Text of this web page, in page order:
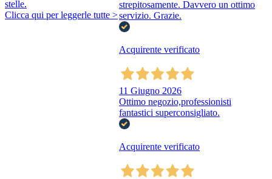
stelle.
Clicca qui per leggerle tutte >
strepitosamente. Davvero un ottimo
servizio. Grazie.
Acquirente verificato
11 Giugno 2026
Ottimo negozio,professionisti
fantastici superconsigliato.
Acquirente verificato